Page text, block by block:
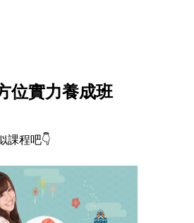
位實力養成班
課程吧👇